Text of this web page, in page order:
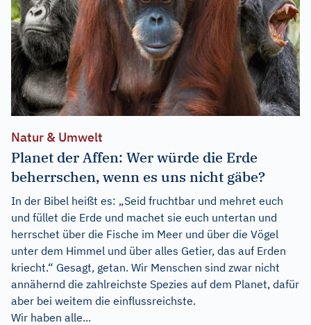
Natur & Umwelt
Planet der Affen: Wer würde die Erde
beherrschen, wenn es uns nicht gäbe?
In der Bibel heißt es: „Seid fruchtbar und mehret euch
und füllet die Erde und machet sie euch untertan und
herrschet über die Fische im Meer und über die Vögel
unter dem Himmel und über alles Getier, das auf Erden
kriecht.“ Gesagt, getan. Wir Menschen sind zwar nicht
annähernd die zahlreichste Spezies auf dem Planet, dafür
aber bei weitem die einflussreichste.
Wir haben alle...